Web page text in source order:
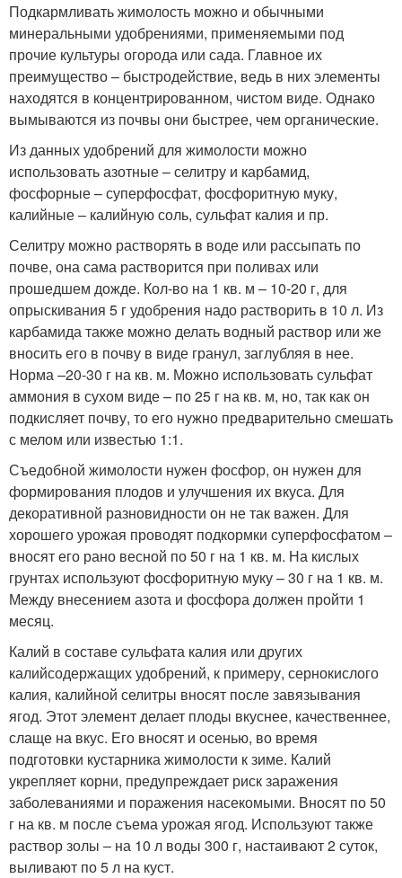
Подкармливать жимолость можно и обычными
минеральными удобрениями, применяемыми под
прочие культуры огорода или сада. Главное их
преимущество – быстродействие, ведь в них элементы
находятся в концентрированном, чистом виде. Однако
вымываются из почвы они быстрее, чем органические.
Из данных удобрений для жимолости можно
использовать азотные – селитру и карбамид,
фосфорные – суперфосфат, фосфоритную муку,
калийные – калийную соль, сульфат калия и пр.
Селитру можно растворять в воде или рассыпать по
почве, она сама растворится при поливах или
прошедшем дожде. Кол-во на 1 кв. м – 10-20 г, для
опрыскивания 5 г удобрения надо растворить в 10 л. Из
карбамида также можно делать водный раствор или же
вносить его в почву в виде гранул, заглубляя в нее.
Норма –20-30 г на кв. м. Можно использовать сульфат
аммония в сухом виде – по 25 г на кв. м, но, так как он
подкисляет почву, то его нужно предварительно смешать
с мелом или известью 1:1.
Съедобной жимолости нужен фосфор, он нужен для
формирования плодов и улучшения их вкуса. Для
декоративной разновидности он не так важен. Для
хорошего урожая проводят подкормки суперфосфатом –
вносят его рано весной по 50 г на 1 кв. м. На кислых
грунтах используют фосфоритную муку – 30 г на 1 кв. м.
Между внесением азота и фосфора должен пройти 1
месяц.
Калий в составе сульфата калия или других
калийсодержащих удобрений, к примеру, сернокислого
калия, калийной селитры вносят после завязывания
ягод. Этот элемент делает плоды вкуснее, качественнее,
слаще на вкус. Его вносят и осенью, во время
подготовки кустарника жимолости к зиме. Калий
укрепляет корни, предупреждает риск заражения
заболеваниями и поражения насекомыми. Вносят по 50
г на кв. м после съема урожая ягод. Используют также
раствор золы – на 10 л воды 300 г, настаивают 2 суток,
выливают по 5 л на куст.